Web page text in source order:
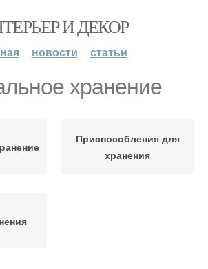
И ДЕКОР
новости статьи
хранение
Приспособления для
хранения